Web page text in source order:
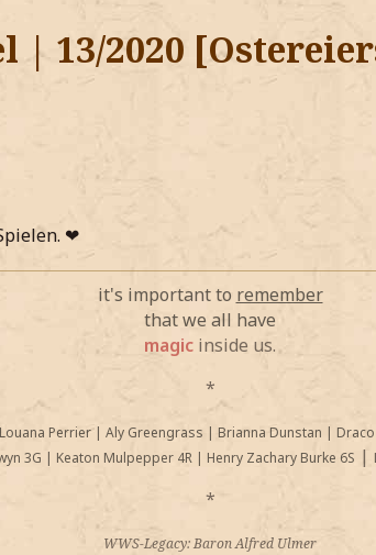
13/2020
❤
it's important to remember
that we all have
magic inside us.
*
Louana Perrier| Aly Greengrass | Brianna Dunstan |
3G | Keaton Mulpepper 4R | Henry Zachary Burke 6S |
*
WWS-Legacy: Baron Alfred Ulmer